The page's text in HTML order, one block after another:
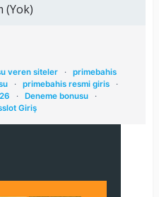
(Yok)
veren siteler ·
primebahis
· primebahis resmi giris
·
· Deneme bonusu
·
Giriş